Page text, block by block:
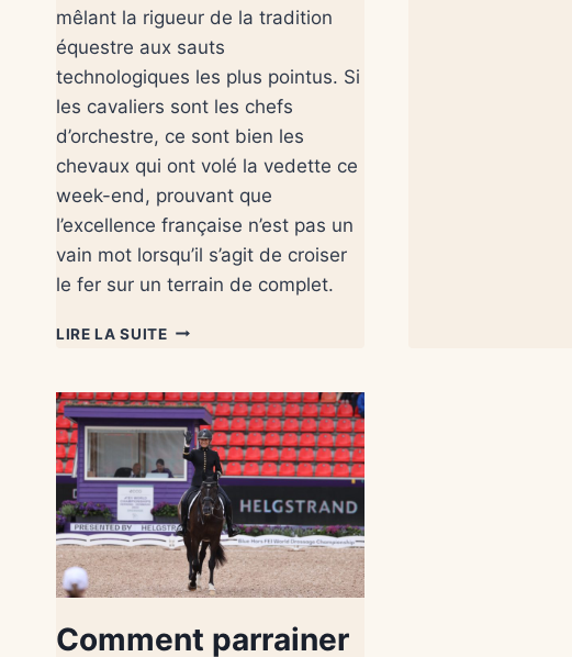
mêlant la rigueur de la tradition
équestre aux sauts
technologiques les plus pointus. Si
les cavaliers sont les chefs
d’orchestre, ce sont bien les
chevaux qui ont volé la vedette ce
week-end, prouvant que
l’excellence française n’est pas un
vain mot lorsqu’il s’agit de croiser
le fer sur un terrain de complet.
LIRE LA SUITE
Comment parrainer